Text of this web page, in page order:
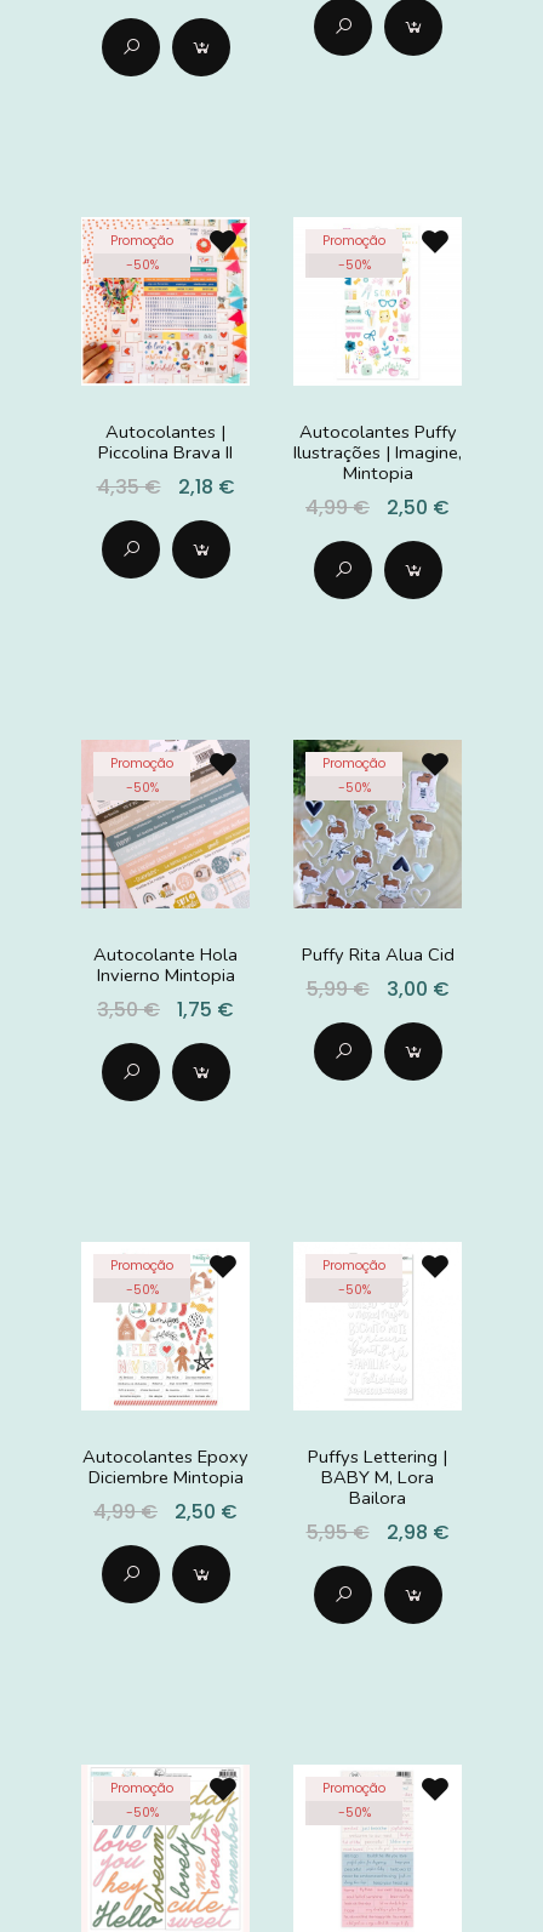
Promoção
-50%
Autocolantes |
Piccolina Brava II
4,35 € 2,18 €
Promoção
-50%
Autocolantes Puffy
Ilustrações | Imagine,
Mintopia
4,99 € 2,50 €
Promoção
-50%
Autocolante Hola
Invierno Mintopia
3,50 € 1,75 €
Promoção
-50%
Puffy Rita Alua Cid
5,99 € 3,00 €
Promoção
-50%
Autocolantes Epoxy
Diciembre Mintopia
4,99 € 2,50 €
Promoção
-50%
Puffys Lettering |
BABY M, Lora
Bailora
5,95 € 2,98 €
Promoção
-50%
Promoção
-50%